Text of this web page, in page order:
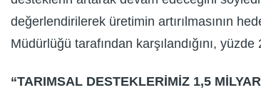
değerlendirilerek üretimin artırılmasının
Müdürlüğü tarafından karşılandığını,
“TARIMSAL DESTEKLERİMİZ 1,5